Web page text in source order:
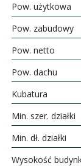
Pow. użytkowa
Pow. zabudowy
Pow. netto
Pow. dachu
Kubatura
Min. szer. działki
Min. dł. działki
Wysokość